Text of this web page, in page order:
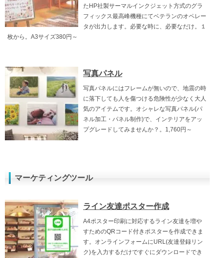
たHP社製サーマルインクジェット方式のグラ
フィックス最高峰機種にてベテランのオペレー
タが出力します。必要な時に、必要なだけ。１
枚から。A3サイズ380円～
写真パネル
写真パネルにはフレームが無いので、地震の時
に落下しても人を傷つける危険性が少なく大人
気のアイテムです。オシャレな写真パネル(パ
ネル加工・パネル制作)で、インテリアをアッ
プグレードしてみませんか？。1,760円～
マーケティングツール
ライン友達ポスター作成
A4ポスター印刷に対応するライン友達を増や
すためのQRコード付きポスターを作成できま
す。オンラインフォームにURL(友達登録リン
ク)を入力するだけですぐにダウンロードでき